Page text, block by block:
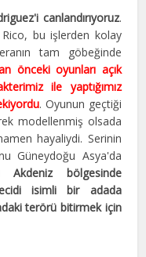
canlandırıyoruz.
bu işlerden kolay
tam göbeğinde
önceki oyunları açık
ile yaptığımız
. Oyunun geçtiği
modellenmiş olsada
hayaliydi. Serinin
Güneydoğu Asya'da
bölgesinde
isimli bir adada
terörü bitirmek için